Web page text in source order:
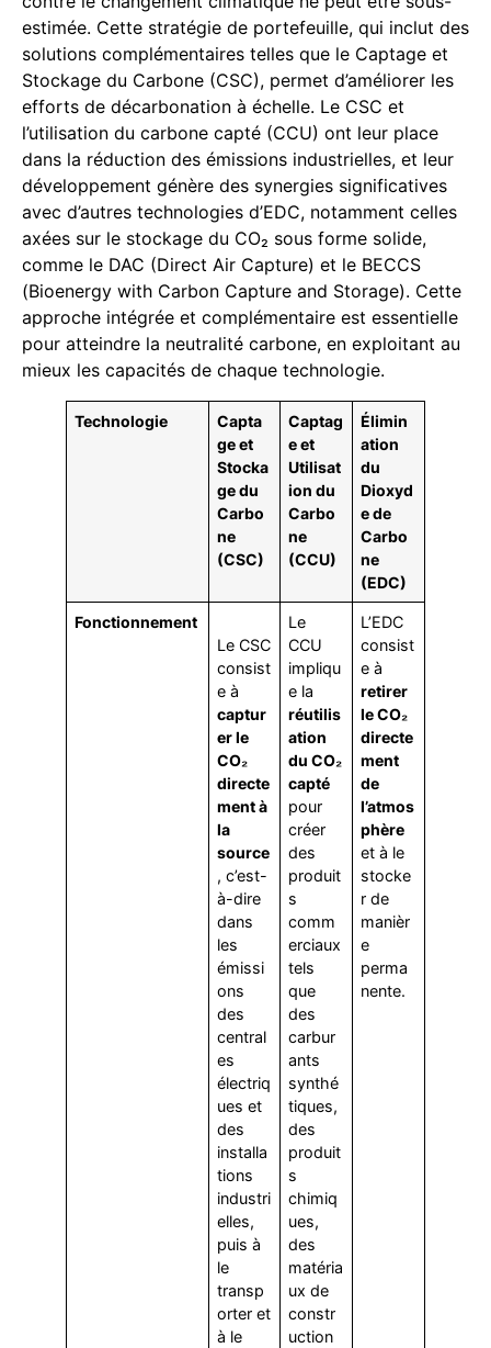
estimée. Cette stratégie de portefeuille, qui inclut des
solutions complémentaires telles que le Captage et
Stockage du Carbone (CSC), permet d’améliorer les
efforts de décarbonation à échelle. Le CSC et
l’utilisation du carbone capté (CCU) ont leur place
dans la réduction des émissions industrielles, et leur
développement génère des synergies significatives
avec d’autres technologies d’EDC, notamment celles
axées sur le stockage du CO₂ sous forme solide,
comme le DAC (Direct Air Capture) et le BECCS
(Bioenergy with Carbon Capture and Storage). Cette
approche intégrée et complémentaire est essentielle
pour atteindre la neutralité carbone, en exploitant au
mieux les capacités de chaque technologie.
Technologie
Capta
ge et
Stocka
ge du
Carbo
ne
(CSC)
Captag
e et
Utilisat
ion du
Carbo
ne
(CCU)
Élimin
ation
du
Dioxyd
e de
Carbo
ne
(EDC)
Fonctionnement
Le CSC
consist
e à
captur
er le
CO₂
directe
ment à
la
source
, c’est-
à-dire
dans
les
émissi
ons
des
central
es
électriq
ues et
des
installa
tions
industri
elles,
puis à
le
transp
orter et
à le
Le
CCU
impliqu
e la
réutilis
ation
du CO₂
capté
pour
créer
des
produit
s
comm
erciaux
tels
que
des
carbur
ants
synthé
tiques,
des
produit
s
chimiq
ues,
des
matéria
ux de
constr
uction
L’EDC
consist
e à
retirer
le CO₂
directe
ment
de
l’atmos
phère
et à le
stocke
r de
manièr
e
perma
nente.